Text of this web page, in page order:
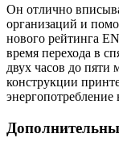
Он отлично
организаций и
нового рейтинга
время перехода в
двух часов до пяти
конструкции